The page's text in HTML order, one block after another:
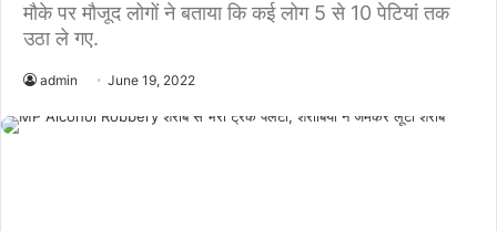
मौके पर मौजूद लोगों ने बताया कि कई लोग 5 से 10 पेटियां तक
उठा ले गए.
admin June 19, 2022